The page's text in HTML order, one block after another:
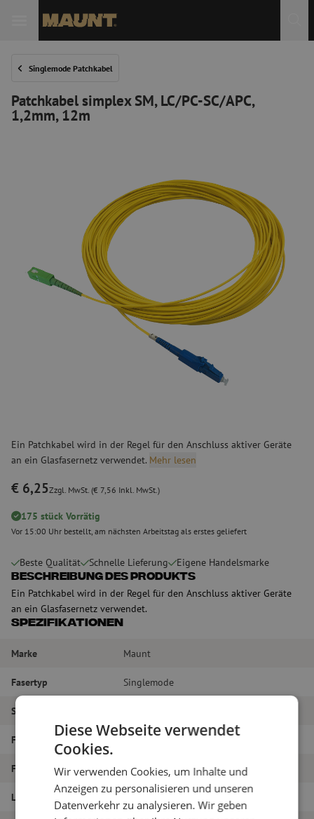
Singlemode Patchkabel
Patchkabel simplex SM, LC/PC-SC/APC,
1,2mm, 12m
Ein Patchkabel wird in der Regel für den Anschluss aktiver Geräte
an ein Glasfasernetz verwendet. Mehr lesen
€ 6,25Zzgl. MwSt. (€ 7,56 Inkl. MwSt.)
175 stück Vorrätig
Vor 15:00 Uhr bestellt, am nächsten Arbeitstag als erstes geliefert
Beste Qualität Schnelle Lieferung Eigene Handelsmarke
Beschreibung des Produkts
Ein Patchkabel wird in der Regel für den Anschluss aktiver Geräte
an ein Glasfasernetz verwendet.
Spezifikationen
Marke Maunt
Fasertyp Singlemode
Steckertyp
Faser-Typ G.657A1
Faseranzahl Simplex
Länge 12m
Diese Webseite verwendet
Cookies.
Wir verwenden Cookies, um Inhalte und
Anzeigen zu personalisieren und unseren
Datenverkehr zu analysieren. Wir geben